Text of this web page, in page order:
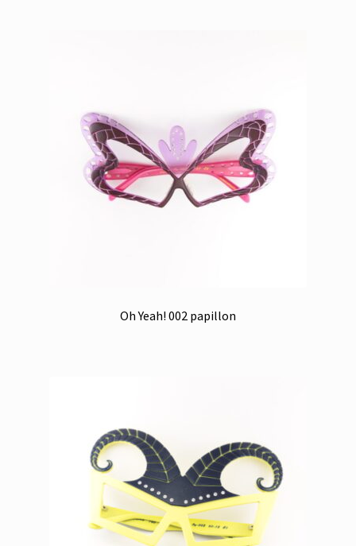
Oh Yeah! 002 papillon